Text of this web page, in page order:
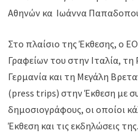
Αθηνών κα Ιωάννα
Στο πλαίσιο της Έκθεσης, ο
Γραφείων του στην Ιταλία,
Γερμανία και τη Μεγάλη
(press trips) στην Έκθεση με
δημοσιογράφους, οι οποίοι
Έκθεση και τις εκδηλώσεις